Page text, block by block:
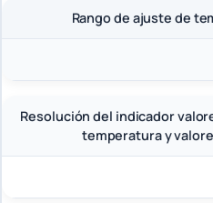
Rango de ajuste de
Resolución del indicador
temperatura y